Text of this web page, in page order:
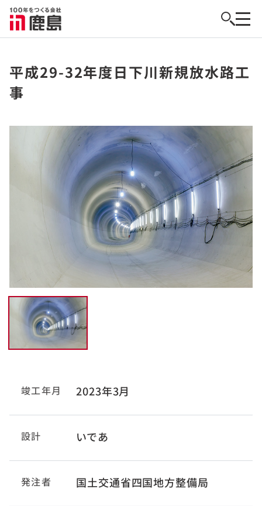
平成29-32年度日下川新規放水路工
事
竣工年月 2023年3月
設計 いであ
発注者 国土交通省四国地方整備局